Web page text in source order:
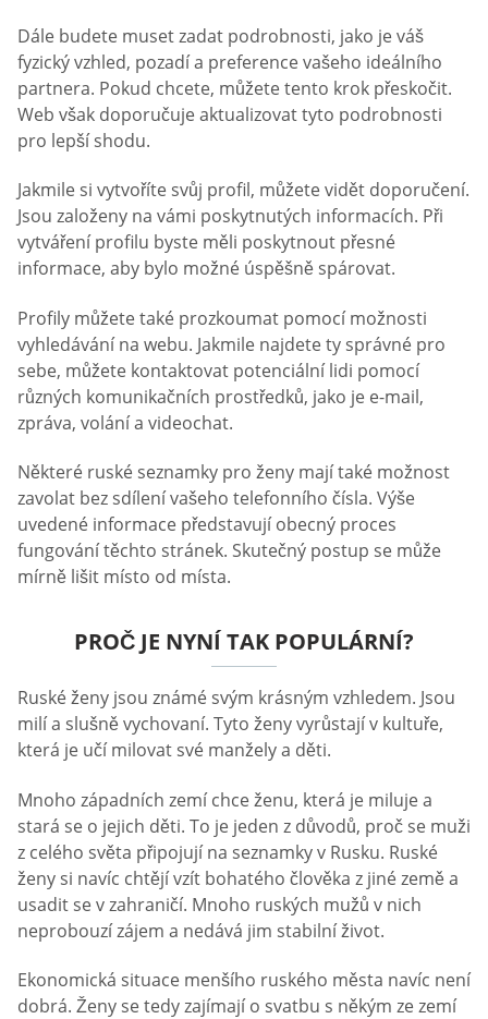
Dále budete muset zadat podrobnosti, jako je váš
fyzický vzhled, pozadí a preference vašeho ideálního
partnera. Pokud chcete, můžete tento krok přeskočit.
Web však doporučuje aktualizovat tyto podrobnosti
pro lepší shodu.
Jakmile si vytvoříte svůj profil, můžete vidět doporučení.
Jsou založeny na vámi poskytnutých informacích. Při
vytváření profilu byste měli poskytnout přesné
informace, aby bylo možné úspěšně spárovat.
Profily můžete také prozkoumat pomocí možnosti
vyhledávání na webu. Jakmile najdete ty správné pro
sebe, můžete kontaktovat potenciální lidi pomocí
různých komunikačních prostředků, jako je e-mail,
zpráva, volání a videochat.
Některé ruské seznamky pro ženy mají také možnost
zavolat bez sdílení vašeho telefonního čísla. Výše
uvedené informace představují obecný proces
fungování těchto stránek. Skutečný postup se může
mírně lišit místo od místa.
PROČ JE NYNÍ TAK POPULÁRNÍ?
Ruské ženy jsou známé svým krásným vzhledem. Jsou
milí a slušně vychovaní. Tyto ženy vyrůstají v kultuře,
která je učí milovat své manžely a děti.
Mnoho západních zemí chce ženu, která je miluje a
stará se o jejich děti. To je jeden z důvodů, proč se muži
z celého světa připojují na seznamky v Rusku. Ruské
ženy si navíc chtějí vzít bohatého člověka z jiné země a
usadit se v zahraničí. Mnoho ruských mužů v nich
neprobouzí zájem a nedává jim stabilní život.
Ekonomická situace menšího ruského města navíc není
dobrá. Ženy se tedy zajímají o svatbu s někým ze zemí